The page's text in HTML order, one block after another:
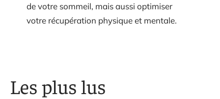
de votre sommeil, mais aussi optimiser
votre récupération physique et mentale.
Les plus lus